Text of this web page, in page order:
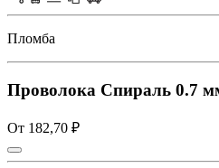
Пломба
Проволока Спираль 0.7
От 182,70 ₽